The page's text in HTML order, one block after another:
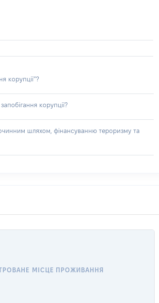
корупції”?
корупції?
шляхом, фінансуванню тероризму та
МІСЦЕ ПРОЖИВАННЯ